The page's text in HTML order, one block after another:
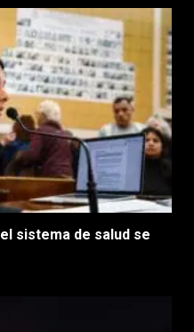
sistema de salud se